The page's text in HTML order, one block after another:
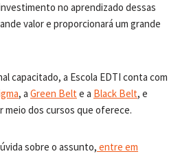
no aprendizado dessas
valor e proporcionará um grande
capacitado, a Escola EDTI conta com
, a Green Belte a Black Belt, e
meio dos cursos que oferece.
sobre o assunto, entre em